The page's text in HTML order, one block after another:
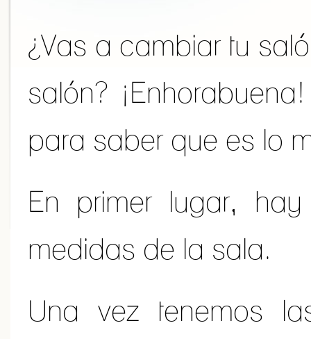
¿Vas a cambiar tu
salón?
para saber que es lo
En primer lugar,
medidas de la sala.
Una vez tenemos